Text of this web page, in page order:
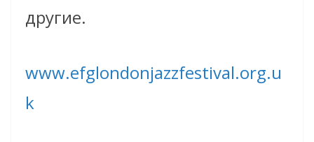
другие.
www.efglondonjazzfestival.org.u
k